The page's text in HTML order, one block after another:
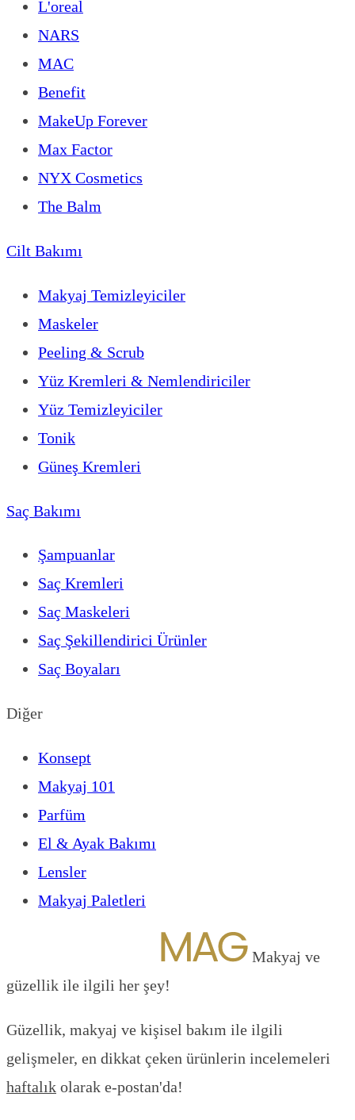
L'oreal
NARS
MAC
Benefit
MakeUp Forever
Max Factor
NYX Cosmetics
The Balm
Cilt Bakımı
Makyaj Temizleyiciler
Maskeler
Peeling & Scrub
Yüz Kremleri & Nemlendiriciler
Yüz Temizleyiciler
Tonik
Güneş Kremleri
Saç Bakımı
Şampuanlar
Saç Kremleri
Saç Maskeleri
Saç Şekillendirici Ürünler
Saç Boyaları
Diğer
Konsept
Makyaj 101
Parfüm
El & Ayak Bakımı
Lensler
Makyaj Paletleri
Makyaj ve
güzellik ile ilgili her şey!
Güzellik, makyaj ve kişisel bakım ile ilgili
gelişmeler, en dikkat çeken ürünlerin incelemeleri
haftalık olarak e-postan'da!